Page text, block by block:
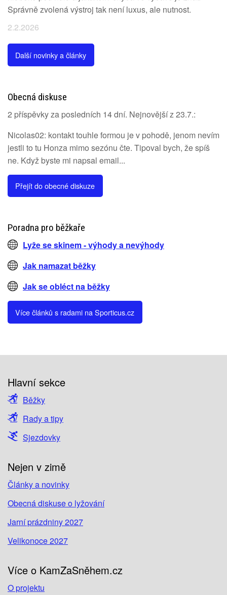
Správně zvolená výstroj tak není luxus, ale nutnost.
2.2.2026
Další novinky a články
Obecná diskuse
2 příspěvky za posledních 14 dní. Nejnovější z 23.7.:
Nicolas02: kontakt touhle formou je v pohodě, jenom nevím
jestli to tu Honza mimo sezónu čte. Tipoval bych, že spíš
ne. Když byste mi napsal email...
Přejít do obecné diskuze
Poradna pro běžkaře
Lyže se skinem - výhody a nevýhody
Jak namazat běžky
Jak se obléct na běžky
Více článků s radami na Sporticus.cz
Hlavní sekce
Běžky
Rady a tipy
Sjezdovky
Nejen v zimě
Články a novinky
Obecná diskuse o lyžování
Jarní prázdniny 2027
Velikonoce 2027
Více o KamZaSněhem.cz
O projektu